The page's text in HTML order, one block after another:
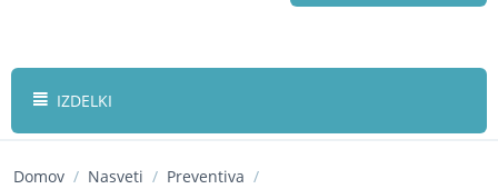
IZDELKI
Domov / Nasveti / Preventiva /